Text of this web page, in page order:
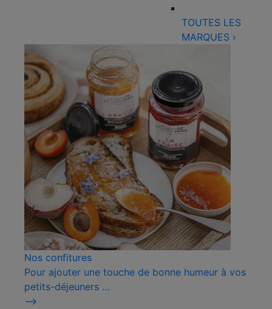
TOUTES LES
MARQUES ›
Nos confitures
Pour ajouter une touche de bonne humeur à vos
petits-déjeuners ...
⟶